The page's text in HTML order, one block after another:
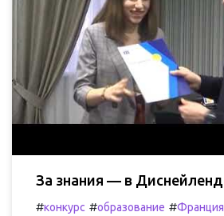
За знания — в Диснейленд
#конкурс #образование #Франция